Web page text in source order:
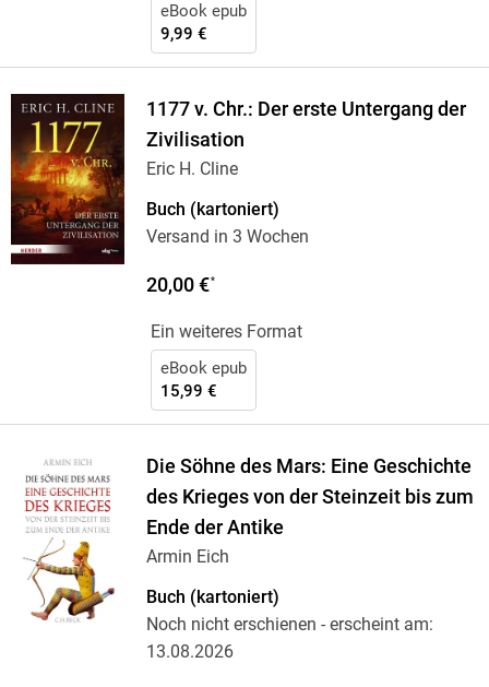
eBook epub
9,99 €
1177 v. Chr.: Der erste Untergang der
Zivilisation
Eric H. Cline
Buch (kartoniert)
Versand in 3 Wochen
20,00 €*
Ein weiteres Format
eBook epub
15,99 €
Die Söhne des Mars: Eine Geschichte
des Krieges von der Steinzeit bis zum
Ende der Antike
Armin Eich
Buch (kartoniert)
Noch nicht erschienen - erscheint am:
13.08.2026